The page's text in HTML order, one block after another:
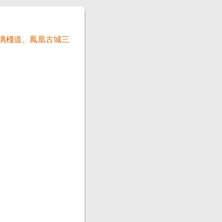
棧道、鳳凰古城三